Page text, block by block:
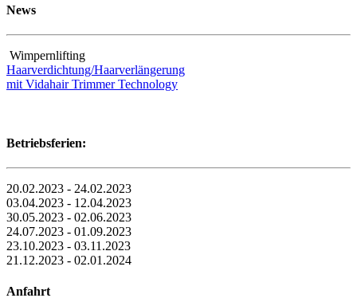
News
Wimpernlifting
Haarverdichtung/Haarverlängerung
mit Vidahair Trimmer Technology
Betriebsferien:
20.02.2023 - 24.02.2023
03.04.2023 - 12.04.2023
30.05.2023 - 02.06.2023
24.07.2023 - 01.09.2023
23.10.2023 - 03.11.2023
21.12.2023 - 02.01.2024
Anfahrt